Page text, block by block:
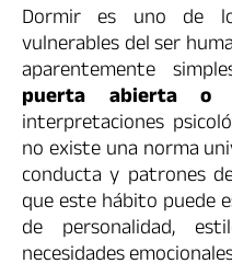
Dormir es uno de
vulnerables del ser
aparentemente
puerta abierta o
interpretaciones
no existe una norma
conducta y patrones
que este hábito puede
de personalidad,
necesidades